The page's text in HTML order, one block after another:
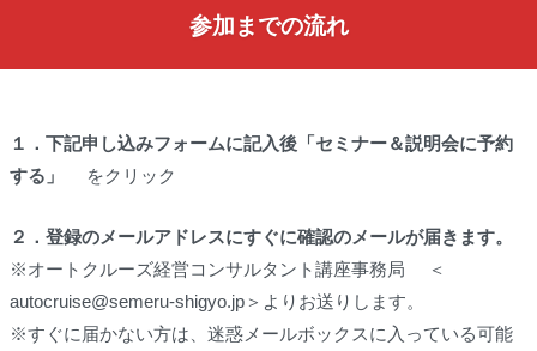
参加までの流れ
１． 下記申し込みフォームに記入後「セミナー＆説明会に予約
する」
をクリック
２． 登録のメールアドレスにすぐに確認のメールが届きます。
※オートクルーズ経営コンサルタント講座事務局 ＜
autocruise@semeru-shigyo.jp＞よりお送りします。
※すぐに届かない方は、迷惑メールボックスに入っている可能